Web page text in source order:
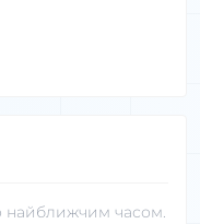
найближчим часом.